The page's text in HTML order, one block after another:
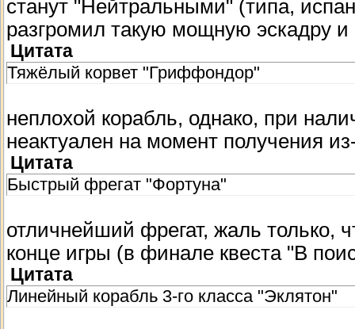
станут "Нейтральными" (типа,
разгромил такую мощную эскадру и
Цитата
Тяжёлый корвет "Гриффондор"
неплохой корабль, однако, при
неактуален на момент получения
Цитата
Быстрый фрегат "Фортуна"
отличнейший фрегат, жаль только,
конце игры (в финале квеста "В
Цитата
Линейный корабль 3-го класса "Эклятон"